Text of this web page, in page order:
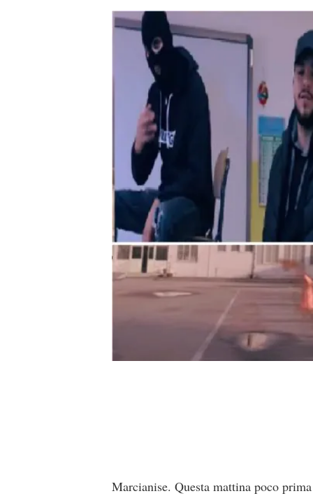
Marcianise. Questa mattina poco